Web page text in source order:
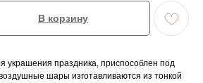
В корзину
украшения праздника, приспособлен под
шары изготавливаются из тонкой